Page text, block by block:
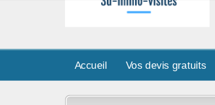
Accueil Vos devis gratuits